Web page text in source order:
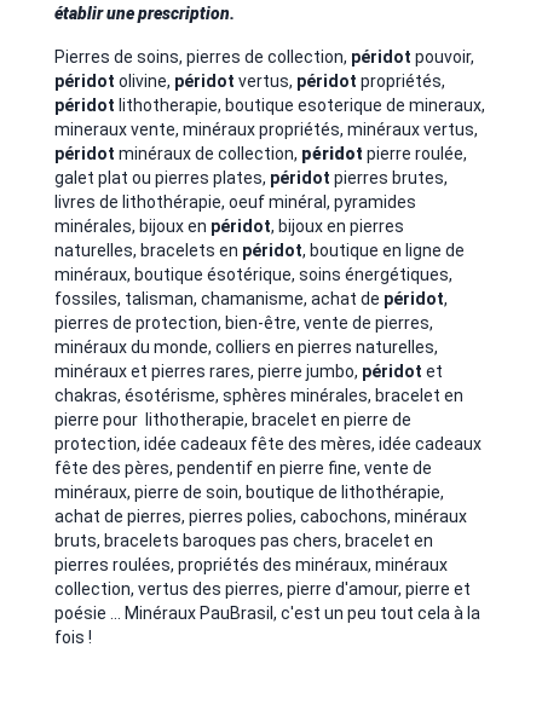
établir une prescription.
Pierres de soins, pierres de collection, péridot pouvoir,
péridot olivine, péridot vertus, péridot propriétés,
péridot lithotherapie, boutique esoterique de mineraux,
mineraux vente, minéraux propriétés, minéraux vertus,
péridot minéraux de collection, péridot pierre roulée,
galet plat ou pierres plates, péridot pierres brutes,
livres de lithothérapie, oeuf minéral, pyramides
minérales, bijoux en péridot, bijoux en pierres
naturelles, bracelets en péridot, boutique en ligne de
minéraux, boutique ésotérique, soins énergétiques,
fossiles, talisman, chamanisme, achat de péridot,
pierres de protection, bien-être, vente de pierres,
minéraux du monde, colliers en pierres naturelles,
minéraux et pierres rares, pierre jumbo, péridot et
chakras, ésotérisme, sphères minérales, bracelet en
pierre pour lithotherapie, bracelet en pierre de
protection, idée cadeaux fête des mères, idée cadeaux
fête des pères, pendentif en pierre fine, vente de
minéraux, pierre de soin, boutique de lithothérapie,
achat de pierres, pierres polies, cabochons, minéraux
bruts, bracelets baroques pas chers, bracelet en
pierres roulées, propriétés des minéraux, minéraux
collection, vertus des pierres, pierre d'amour, pierre et
poésie ... Minéraux PauBrasil, c'est un peu tout cela à la
fois !